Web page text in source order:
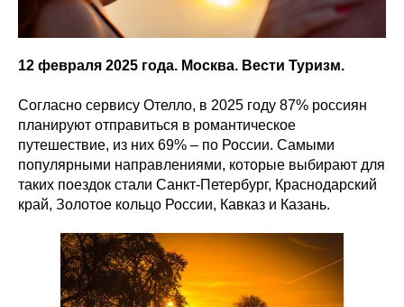
12 февраля 2025 года. Москва. Вести Туризм.
Согласно сервису Отелло, в 2025 году 87% россиян
планируют отправиться в романтическое
путешествие, из них 69% – по России. Самыми
популярными направлениями, которые выбирают для
таких поездок стали Санкт-Петербург, Краснодарский
край, Золотое кольцо России, Кавказ и Казань.